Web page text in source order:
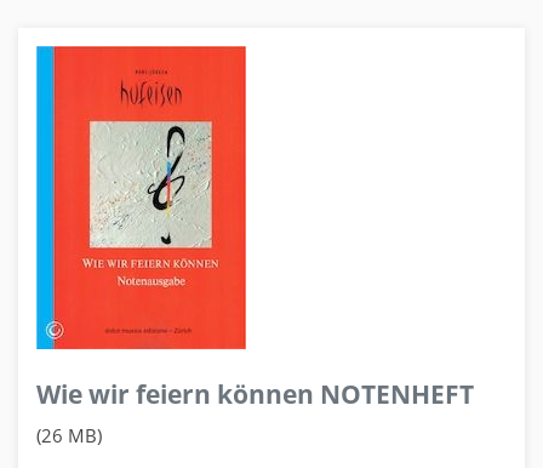
Wie wir feiern können NOTENHEFT
(26 MB)